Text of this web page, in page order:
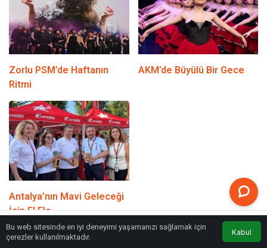
Zorlu PSM’de Haftanın
Ritmi
AKM’de Büyülü Bir Gece
Antalya’nın Mavi Geleceği
İçin El Ele
Kadınların Katkısıyla Arı Sütü Üretimi Zirvede
Bu web sitesinde en iyi deneyimi yaşamanızı sağlamak için
çerezler kullanılmaktadır.
Kabul
Anasayfa Trafik